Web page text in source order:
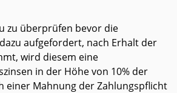
zu überprüfen bevor die
aufgefordert, nach Erhalt der
wird diesem eine
in der Höhe von 10% der
einer Mahnung der Zahlungspflicht